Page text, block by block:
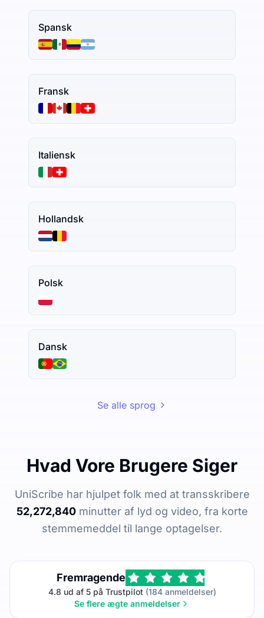
Spansk
Fransk
Italiensk
Hollandsk
Polsk
Dansk
Se alle sprog
Hvad Vore Brugere Siger
UniScribe har hjulpet folk med at transskribere
52,272,840minutter af lyd og video, fra korte
stemmemeddel til lange optagelser.
Fremragende
4.8 ud af 5 på Trustpilot(184 anmeldelser)
Se flere ægte anmeldelser